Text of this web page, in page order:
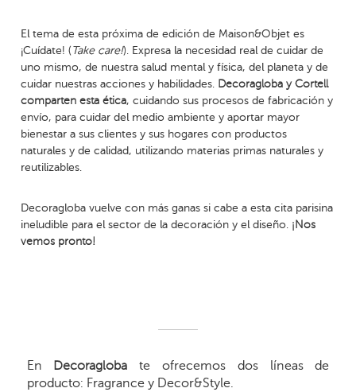
El tema de esta próxima de edición de Maison&Objet es
¡Cuídate! ( Take care!). Expresa la necesidad real de cuidar de
uno mismo, de nuestra salud mental y física, del planeta y de
cuidar nuestras acciones y habilidades. Decoragloba y Cortell
comparten esta ética, cuidando sus procesos de fabricación y
envío, para cuidar del medio ambiente y aportar mayor
bienestar a sus clientes y sus hogares con productos
naturales y de calidad, utilizando materias primas naturales y
reutilizables.
Decoragloba vuelve con más ganas si cabe a esta cita parisina
ineludible para el sector de la decoración y el diseño. ¡Nos
vemos pronto!
En Decoragloba te ofrecemos dos líneas de
producto: Fragrance y Decor&Style.